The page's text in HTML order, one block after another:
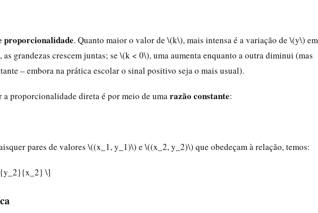
proporcionalidade. Quanto maior o valor de \(k\), mais intensa é a variação de \(y\) em
grandezas crescem juntas; se \(k < 0\), uma aumenta enquanto a outra diminui (mas
– embora na prática escolar o sinal positivo seja o mais usual).
a proporcionalidade direta é por meio de uma razão constante:
pares de valores \((x_1, y_1)\) e \((x_2, y_2)\) que obedeçam à relação, temos:
\]